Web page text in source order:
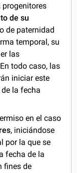
progenitores
de su
de paternidad
temporal, su
las
todo caso, las
iniciar este
de la fecha
en el caso
, iniciándose
por la que se
fecha de la
fines de